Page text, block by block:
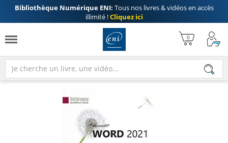
Bibliothèque Numérique ENI: Tous nos livres & vidéos en accès
illimité !Cliquez ici